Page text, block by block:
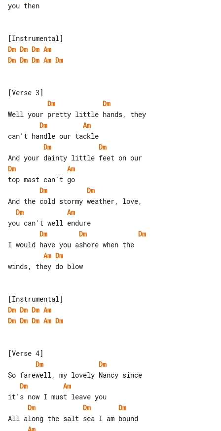
you then
Dm Dm Dm Am
Dm Dm Dm Am Dm
Dm
Dm
Dm
Am
Dm
Dm
Dm
Am
Dm
Dm
Dm
Am
Dm
Dm
Dm
Am Dm
winds, they do blow
Dm Dm Dm Am
Dm Dm Dm Am Dm
Dm
Dm
Dm
Am
Dm
Dm
Dm